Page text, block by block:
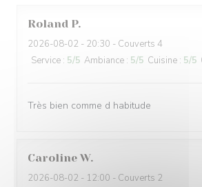
Roland P
2026-08-02 - 20:30 - Couverts 4
Service : 5/5 Ambiance : 5/5 Cuisine : 5/5
Très bien comme d habitude
Caroline W
2026-08-02 - 12:00 - Couverts 2